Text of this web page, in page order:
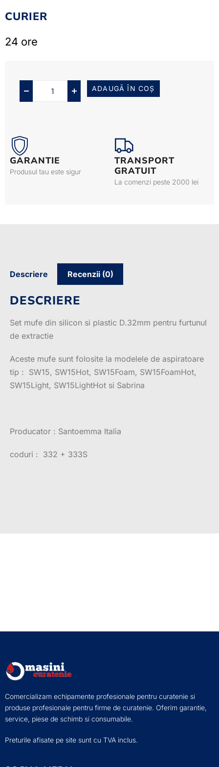
CURIER
24 ore
ADAUGĂ ÎN COȘ
GARANTIE
Produsul tau este sigur
TRANSPORT
GRATUIT
La comenzi peste 2000 lei
Descriere Recenzii (0)
DESCRIERE
Set mufe din silicon si plastic D.32mm pentru furtunul
de extractie
Aceste mufe sunt folosite la modelele de aspiratoare
tip : SW15, SW15Hot, SW15Foam, SW15FoamHot,
SW15Light, SW15LightHot si Sabrina
Producator : Santoemma Italia
coduri : 332 + 333S
Comercializam echipamente profesionale pentru curatenie si
produse profesionale pentru firme de curatenie. Oferim garantie,
service, piese de schimb si consumabile.
Preturile afisate pe site sunt cu TVA inclus.